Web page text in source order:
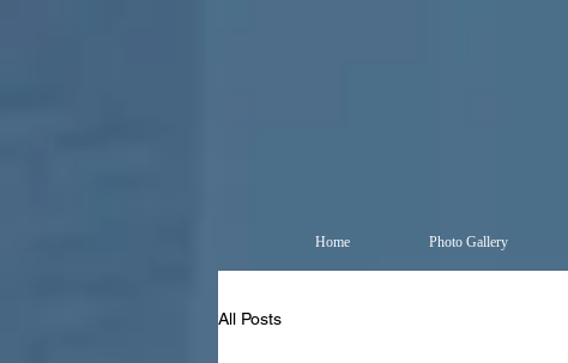
Home Photo Gallery
All Posts